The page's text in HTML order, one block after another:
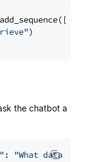
)
the chatbot a
: "What data